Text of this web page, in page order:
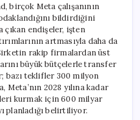
birçok Meta çalışanının
bildirdiğini
çıkan endişeler, işten
artmasıyla daha da
rakip firmalardan üst
büyük bütçelerle transfer
bazı teklifler 300 milyon
2028 yılına kadar
kurmak için 600 milyar
planladığı belirtiliyor.